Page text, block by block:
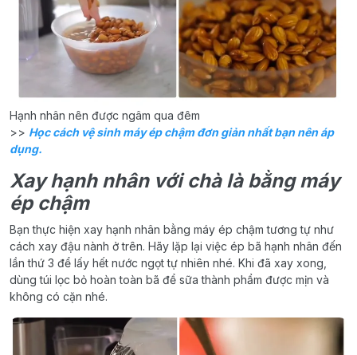
Hạnh nhân nên được ngâm qua đêm
>> Học cách vệ sinh máy ép chậm đơn giản nhất bạn nên áp
dụng.
Xay hạnh nhân với chà là bằng máy
ép chậm
Bạn thực hiện xay hạnh nhân bằng máy ép chậm tương tự như
cách xay đậu nành ở trên. Hãy lặp lại việc ép bã hạnh nhân đến
lần thứ 3 để lấy hết nước ngọt tự nhiên nhé. Khi đã xay xong,
dùng túi lọc bỏ hoàn toàn bã để sữa thành phẩm được mịn và
không có cặn nhé.